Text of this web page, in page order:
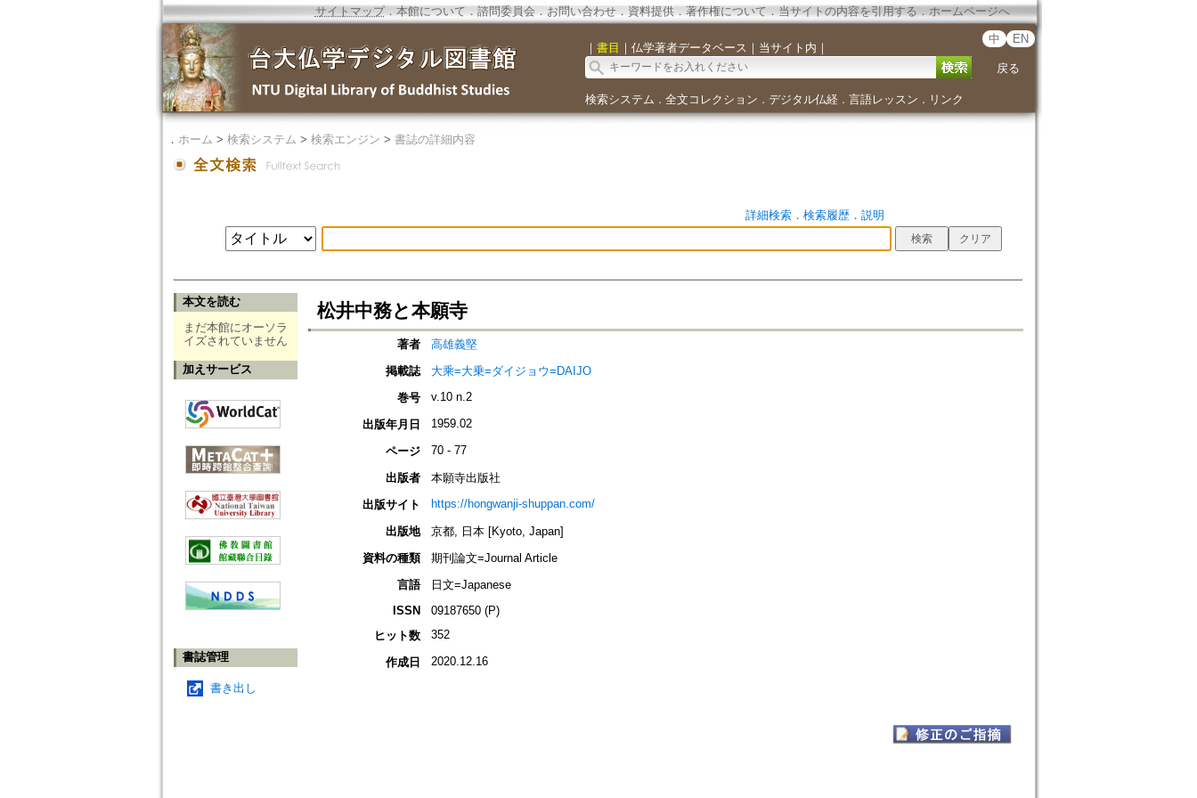
サイトマップ．本館について ． 諮問委員会． お問い合わせ． 資料提供． 著作権について．当サイトの内容を引用する ． ホームページへ
｜ 書目 ｜ 仏学著者データベース ｜ 当サイト内 ｜
中 EN
戻る
検索システム ． 全文コレクション ． デジタル仏経． 言語レッスン ． リンク
． ホーム > 検索システム > 検索エンジン > 書誌の詳細内容
詳細検索． 検索履歴． 説明
本文を読む
まだ本館にオーソラ
イズされていません
加えサービス
書誌管理
書き出し
松井中務と本願寺
著者
高雄義堅
掲載誌
大乘=大乗=ダイジョウ=DAIJO
巻号
v.10 n.2
出版年月日 1959.02
ページ 70 - 77
出版者
本願寺出版社
出版サイト
https://hongwanji-shuppan.com/
出版地
京都, 日本 [Kyoto, Japan]
資料の種類
期刊論文=Journal Article
言語
日文=Japanese
ISSN
09187650 (P)
ヒット数
352
作成日 2020.12.16